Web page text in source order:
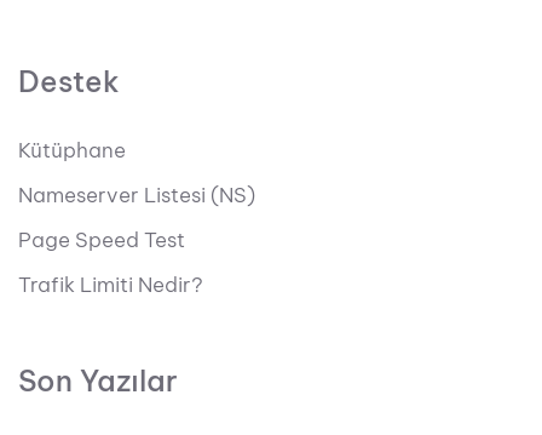
Destek
Kütüphane
Nameserver Listesi (NS)
Page Speed Test
Trafik Limiti Nedir?
Son Yazılar